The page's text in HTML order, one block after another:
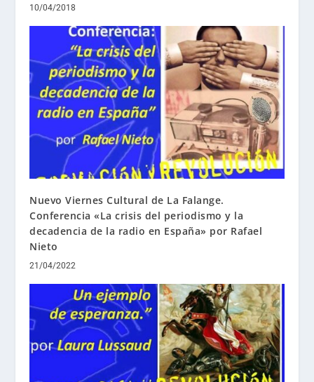
10/04/2018
Nuevo Viernes Cultural de La Falange.
Conferencia «La crisis del periodismo y la
decadencia de la radio en España» por Rafael
Nieto
21/04/2022